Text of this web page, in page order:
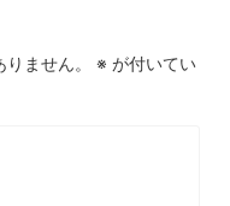
ません。 ※ が付いてい